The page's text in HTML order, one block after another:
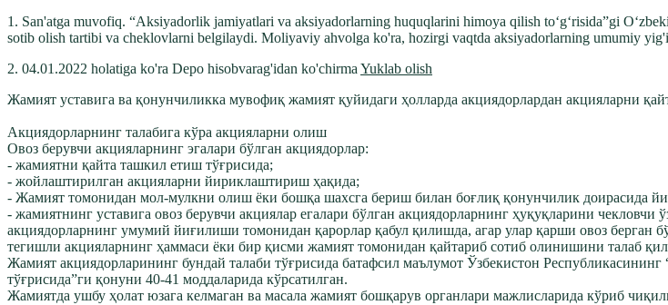
1. San'atga muvofiq. “Aksiyadorlik jamiyatlari va aksiyadorlarning huquqlarini himoya qilish to‘g‘risida”gi
sotib olish tartibi va cheklovlarni belgilaydi. Moliyaviy ahvolga ko'ra, hozirgi vaqtda aksiyadorlarning umumiy
2. 04.01.2022 holatiga ko'ra Depo hisobvarag'idan ko'chirma Yuklab olish
Жамият уставига ва қонунчиликка мувофиқ жамият қуйидаги ҳолларда акциядорлардан акцияларни
Акциядорларнинг талабига кўра акцияларни олиш
Овоз берувчи акцияларнинг эгалари бўлган акциядорлар:
- жамиятни қайта ташкил етиш тўғрисида;
- жойлаштирилган акцияларни йириклаштириш ҳақида;
- Жамият томонидан мол-мулкни олиш ёки бошқа шахсга бериш билан боғлиқ қонунчилик доирасида
- жамиятнинг уставига овоз берувчи акциялар егалари бўлган акциядорларнинг ҳуқуқларини
акциядорларнинг умумий йиғилиши томонидан қарорлар қабул қилишда, агар улар қарши овоз берган
тегишли акцияларнинг ҳаммаси ёки бир қисми жамият томонидан қайтариб сотиб олинишини талаб
Жамият акциядорларининг бундай талаби тўғрисида батафсил маълумот Ўзбекистон
тўғрисида”ги қонуни 40-41 моддаларида кўрсатилган.
Жамиятда ушбу ҳолат юзага келмаган ва масала жамият бошқарув органлари мажлисларида кўриб